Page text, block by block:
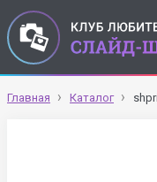
Главная Каталог